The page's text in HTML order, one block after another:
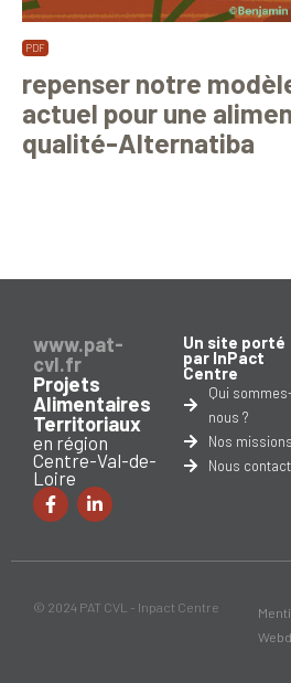
repenser notre
actuel pour une
qualité-Alternatiba
www.pat-
cvl.fr
Projets
Alimentaires
Territoriaux
en région
Centre-Val-de-
Loire
Un site porté
par InPact
Centre
Qui
nous ?
Nos missions
Nous
© 2024 PAT CVL - Inpact Centre